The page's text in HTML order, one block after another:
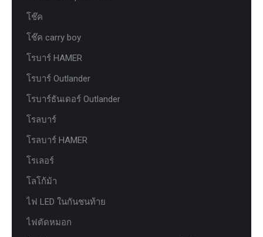
โช๊ค
โช๊ค carry boy
โรบาร์ HAMER
โรบาร์ Outlander
โรบาร์ธันเดอร์ Outlander
โรลบาร์
โรลบาร์ HAMER
โรเลอร์
โลโก้ม้า
ไฟ LED ในกันชนท้าย
ไฟตัดหมอก